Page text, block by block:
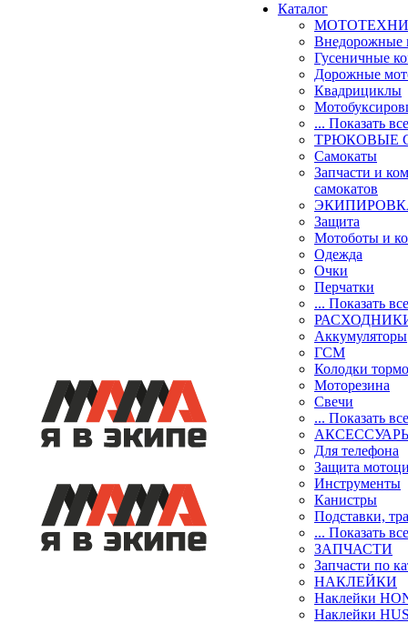
Каталог
Внедорожные
Гусеничные
Дорожные
Квадрициклы
... Показать все
ТРЮКОВЫЕ
Самокаты
Запчасти и
самокатов
Защита
Мотоботы и
Одежда
Очки
Перчатки
... Показать все
Аккумуляторы
ГСМ
Колодки
Моторезина
Свечи
... Показать все
Для телефона
Защита
Инструменты
Канистры
Подставки,
... Показать все
ЗАПЧАСТИ
Запчасти по
НАКЛЕЙКИ
Наклейки
Наклейки